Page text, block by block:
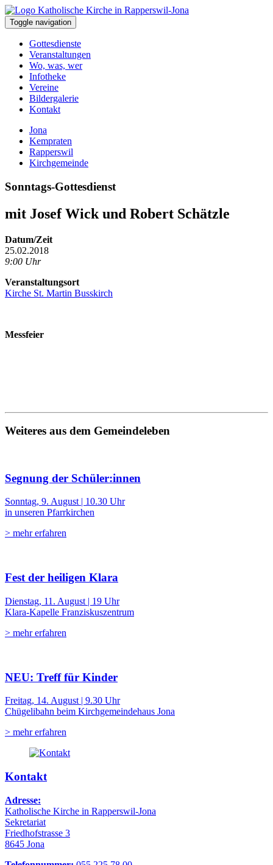
Toggle navigation
Gottesdienste
Veranstaltungen
Wo, was, wer
Infotheke
Vereine
Bildergalerie
Kontakt
Jona
Kempraten
Rapperswil
Kirchgemeinde
Sonntags-Gottesdienst
mit Josef Wick und Robert Schätzle
Datum/Zeit
25.02.2018
9:00 Uhr
Veranstaltungsort
Kirche St. Martin Busskirch
Messfeier
Weiteres aus dem Gemeindeleben
Segnung der Schüler:innen
Sonntag, 9. August | 10.30 Uhr
in unseren Pfarrkirchen
> mehr erfahren
Fest der heiligen Klara
Dienstag, 11. August | 19 Uhr
Klara-Kapelle Franziskuszentrum
> mehr erfahren
NEU: Treff für Kinder
Freitag, 14. August | 9.30 Uhr
Chügelibahn beim Kirchgemeindehaus Jona
> mehr erfahren
Kontakt
Adresse:
Katholische Kirche in Rapperswil-Jona
Sekretariat
Friedhofstrasse 3
8645 Jona